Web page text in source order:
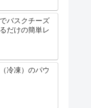
バスクチーズ
だけの簡単レ
冷凍）のパウ